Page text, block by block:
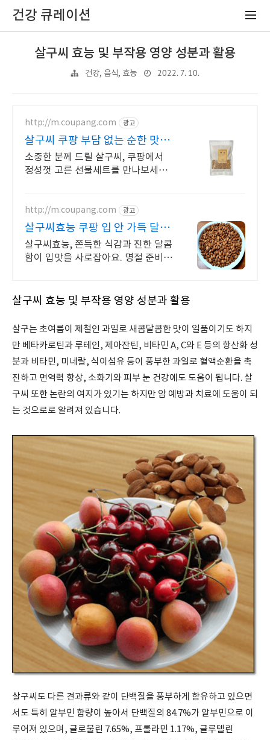
건강 큐레이션
살구씨 효능 및 부작용 영양 성분과 활용
건강, 음식, 효능 2022. 7. 10.
http://m.coupang.com 광고
살구씨 쿠팡 부담 없는 순한 맛과
향
소중한 분께 드릴 살구씨, 쿠팡에서
정성껏 고른 선물세트를 만나보세요.
세요.
http://m.coupang.com 광고
살구씨효능 쿠팡 입 안 가득 달콤
한 맛
살구씨효능, 쫀득한 식감과 진한 달콤
함이 입맛을 사로잡아요. 명절 준비도
살구씨 효능 및 부작용 영양 성분과 활용
살구는 초여름이 제철인 과일로 새콤달콤한 맛이 일품이기도 하지
만 베타카로틴과 루테인, 제아잔틴, 비타민 A, C와 E 등의 항산화 성
분과 비타민, 미네랄, 식이섬유 등이 풍부한 과일로 혈액순환을 촉
진하고 면역력 향상, 소화기와 피부 눈 건강에도 도움이 됩니다. 살
구씨 또한 논란의 여지가 있기는 하지만 암 예방과 치료에 도움이 되
는 것으로로 알려져 있습니다.
살구씨도 다른 견과류와 같이 단백질을 풍부하게 함유하고 있으면
서도 특히 알부민 함량이 높아서 단백질의 84.7%가 알부민으로 이
루어져 있으며, 글로불린 7.65%, 프롤라민 1.17%, 글루텔린